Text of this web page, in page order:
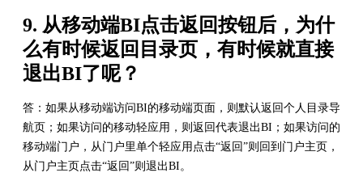
9. 从移动端BI点击返回按钮后，为什
么有时候返回目录页，有时候就直接
退出BI了呢？
答：如果从移动端访问BI的移动端页面，则默认返回个人目录导
航页；如果访问的移动轻应用，则返回代表退出BI；如果访问的
移动端门户，从门户里单个轻应用点击“返回”则回到门户主页，
从门户主页点击“返回”则退出BI。